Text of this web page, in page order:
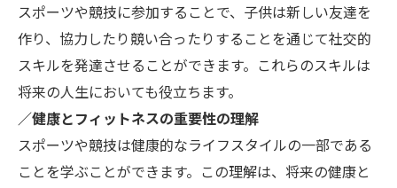
スポーツや競技に参加することで、子供は新しい友達を
作り、協力したり競い合ったりすることを通じて社交的
スキルを発達させることができます。これらのスキルは
将来の人生においても役立ちます。
／健康とフィットネスの重要性の理解
スポーツや競技は健康的なライフスタイルの一部である
ことを学ぶことができます。この理解は、将来の健康と